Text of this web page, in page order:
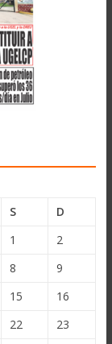
S
D
1
2
8
9
15
16
22
23